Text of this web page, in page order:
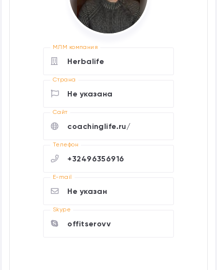
МЛМ компания
Herbalife
Страна
Не указана
Cайт
coachinglife.ru/
Телефон
+32496356916
E-mail
Не указан
Skype
offitserovv